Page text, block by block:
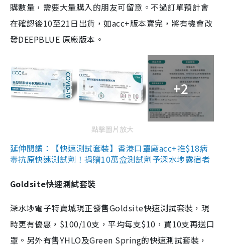
購數量，需要大量購入的朋友可留意。不過訂單預計會
在確認後10至21日出貨，如acc+版本賣完，將有機會改
發DEEPBLUE 原廠版本。
+2
點擊圖片放大
延伸閱讀：【快速測試套裝】香港口罩廠acc+推$18病
毒抗原快速測試劑！捐贈10萬盒測試劑予深水埗露宿者
Goldsite快速測試套裝
深水埗電子特賣城現正發售Goldsite快速測試套裝，現
時更有優惠，$100/10支，平均每支$10，買10支再送口
罩。另外有售YHLO及Green Spring的快速測試套裝，